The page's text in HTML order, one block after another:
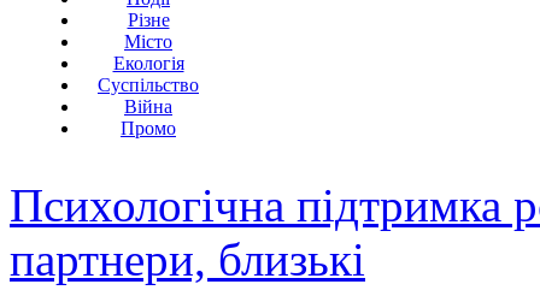
Різне
Місто
Екологія
Суспільство
Війна
Промо
Психологічна підтримка
партнери, близькі